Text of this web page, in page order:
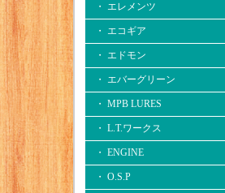
・ エレメンツ
・ エコギア
・ エドモン
・ エバーグリーン
・ MPB LURES
・ L.T.ワークス
・ ENGINE
・ O.S.P